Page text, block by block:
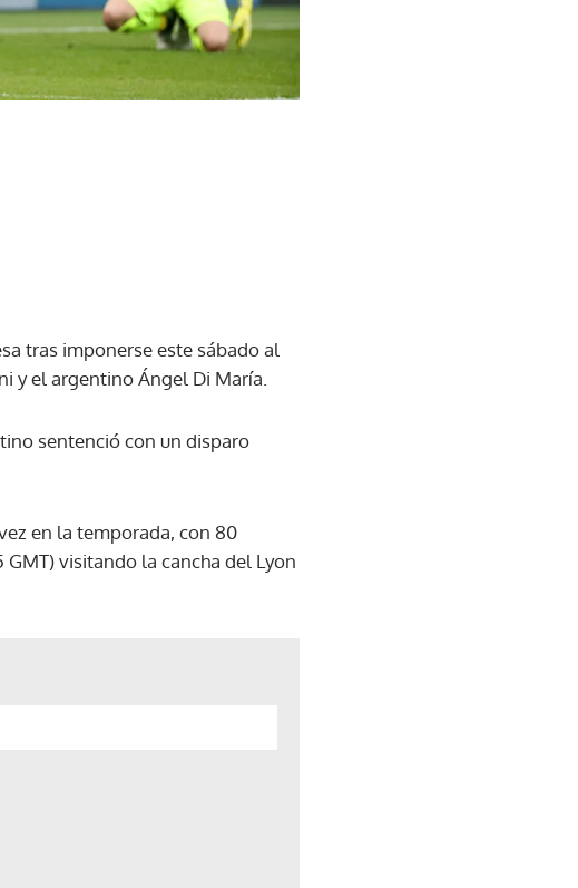
tras imponerse este sábado al
y el argentino Ángel Di María.
sentenció con un disparo
en la temporada, con 80
GMT) visitando la cancha del Lyon